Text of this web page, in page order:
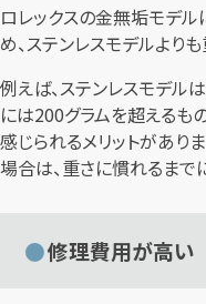
ロレックスの金無垢モデ
め、ステンレスモデルよりも
例えば、ステンレスモデル
には200グラムを超えるも
感じられるメリットがあり
場合は、重さに慣れるまで
修理費用が高い